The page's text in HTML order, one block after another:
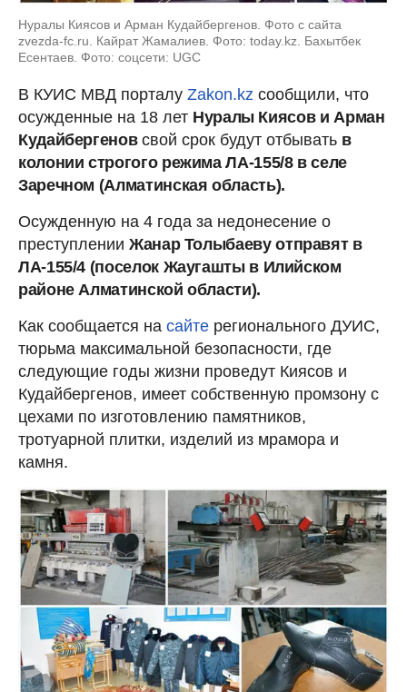
Нуралы Киясов и Арман Кудайбергенов. Фото с сайта
zvezda-fc.ru. Кайрат Жамалиев. Фото: today.kz. Бахытбек
Есентаев. Фото: соцсети: UGC
В КУИС МВД порталу Zakon.kz сообщили, что
осужденные на 18 лет Нуралы Киясов и Арман
Кудайбергеновсвой срок будут отбывать в
колонии строгого режима ЛА-155/8 в селе
Заречном (Алматинская область).
Осужденную на 4 года за недонесение о
преступлении Жанар Толыбаеву отправят в
ЛА-155/4 (поселок Жаугашты в Илийском
районе Алматинской области).
Как сообщается на сайте регионального ДУИС,
тюрьма максимальной безопасности, где
следующие годы жизни проведут Киясов и
Кудайбергенов, имеет собственную промзону с
цехами по изготовлению памятников,
тротуарной плитки, изделий из мрамора и
камня.